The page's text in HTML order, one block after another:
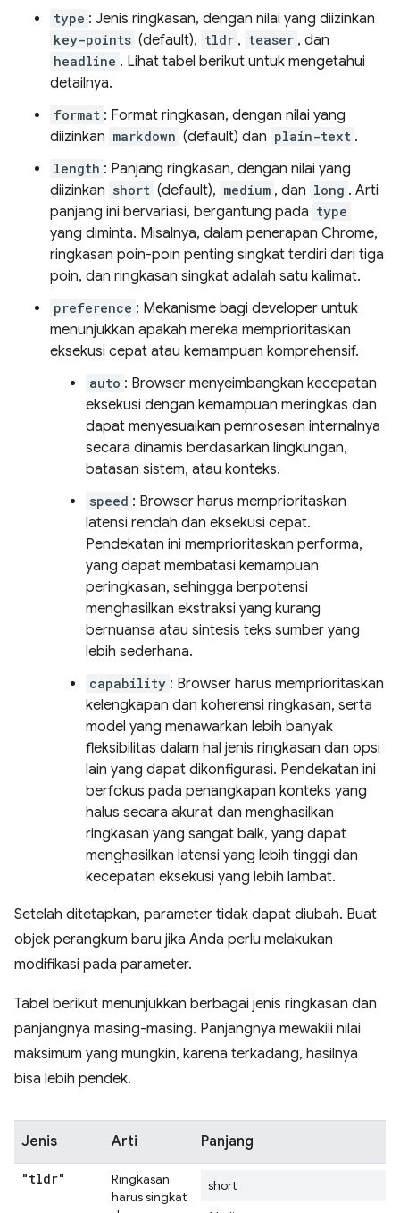
type : Jenis ringkasan, dengan nilai yang diizinkan
key-points (default), tldr , teaser , dan
headline . Lihat tabel berikut untuk mengetahui
detailnya.
format : Format ringkasan, dengan nilai yang
diizinkan markdown (default) dan plain-text .
length : Panjang ringkasan, dengan nilai yang
diizinkan short (default), medium , dan long . Arti
panjang ini bervariasi, bergantung pada type
yang diminta. Misalnya, dalam penerapan Chrome,
ringkasan poin-poin penting singkat terdiri dari tiga
poin, dan ringkasan singkat adalah satu kalimat.
preference : Mekanisme bagi developer untuk
menunjukkan apakah mereka memprioritaskan
eksekusi cepat atau kemampuan komprehensif.
auto : Browser menyeimbangkan kecepatan
eksekusi dengan kemampuan meringkas dan
dapat menyesuaikan pemrosesan internalnya
secara dinamis berdasarkan lingkungan,
batasan sistem, atau konteks.
speed : Browser harus memprioritaskan
latensi rendah dan eksekusi cepat.
Pendekatan ini memprioritaskan performa,
yang dapat membatasi kemampuan
peringkasan, sehingga berpotensi
menghasilkan ekstraksi yang kurang
bernuansa atau sintesis teks sumber yang
lebih sederhana.
capability : Browser harus memprioritaskan
kelengkapan dan koherensi ringkasan, serta
model yang menawarkan lebih banyak
fleksibilitas dalam hal jenis ringkasan dan opsi
lain yang dapat dikonfigurasi. Pendekatan ini
berfokus pada penangkapan konteks yang
halus secara akurat dan menghasilkan
ringkasan yang sangat baik, yang dapat
menghasilkan latensi yang lebih tinggi dan
kecepatan eksekusi yang lebih lambat.
Setelah ditetapkan, parameter tidak dapat diubah. Buat
objek perangkum baru jika Anda perlu melakukan
modifikasi pada parameter.
Tabel berikut menunjukkan berbagai jenis ringkasan dan
panjangnya masing-masing. Panjangnya mewakili nilai
maksimum yang mungkin, karena terkadang, hasilnya
bisa lebih pendek.
Jenis Arti Panjang
"tldr"
Ringkasan
harus singkat
short